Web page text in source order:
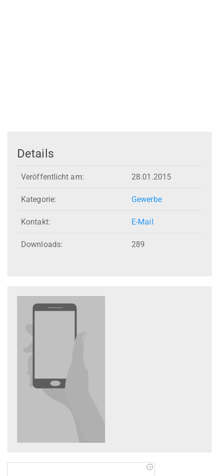
Details
Veröffentlicht am: 28.01.2015
Kategorie: Gewerbe
Kontakt: E-Mail
Downloads: 289